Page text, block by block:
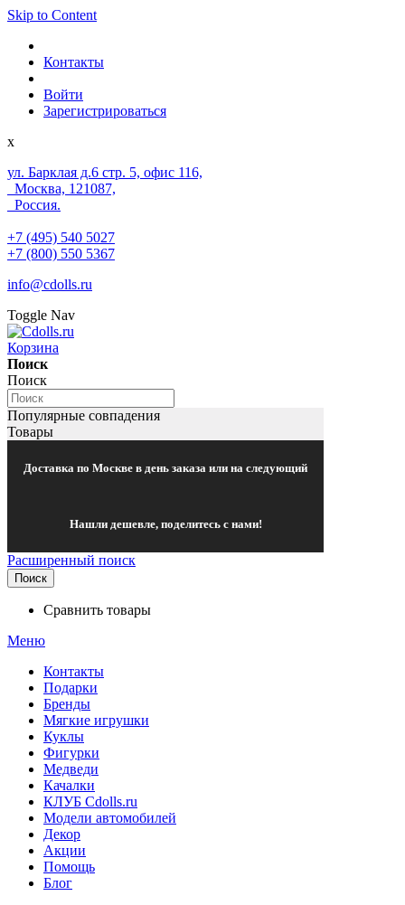
Skip to Content
Контакты
Войти
Зарегистрироваться
x
ул. Барклая д.6 стр. 5, офис 116,
Москва, 121087,
Россия.
+7 (495) 540 5027
+7 (800) 550 5367
info@cdolls.ru
Toggle Nav
Корзина
Поиск
Поиск
Популярные совпадения
Товары
Доставка по Москве в день заказа или на следующий
Нашли дешевле, поделитесь с нами!
Расширенный поиск
Поиск
Сравнить товары
Меню
Контакты
Подарки
Бренды
Мягкие игрушки
Куклы
Фигурки
Медведи
Качалки
КЛУБ Cdolls.ru
Модели автомобилей
Декор
Акции
Помощь
Блог